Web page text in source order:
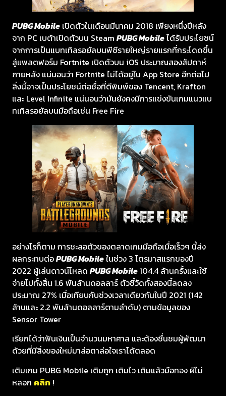
PUBG Mobile เปิดตัวในเดือนมีนาคม 2018 เพียงหนึ่งปีหลัง
จาก PC เบต้าเปิดตัวบน Steam PUBG Mobileได้รับประโยชน์
จากการเป็นแบทเทิลรอยัลบนพีซีรายใหญ่รายแรกที่กระโดดขึ้น
สู่แพลตฟอร์ม Fortnite เปิดตัวบน iOS ประมาณสองสัปดาห์
ภายหลัง แน่นอนว่า Fortnite ไม่ได้อยู่ใน App Store อีกต่อไป
สิ่งนี้อาจเป็นประโยชน์ต่อชื่อที่ตีพิมพ์ของ Tencent, Krafton
และ Level Infinite แน่นอนว่ามันยังคงมีการแข่งขันเกมแนวแบ
ทเทิลรอยัลบนมือถือเช่น Free Fire
อย่างไรก็ตาม การชะลอตัวของตลาดเกมมือถือเมื่อเร็วๆ นี้ส่ง
ผลกระทบต่อPUBG Mobileในช่วง 3 ไตรมาสแรกของปี
2022 ผู้เล่นดาวน์โหลด PUBG Mobile104.4 ล้านครั้งและใช้
จ่ายไปทั้งสิ้น 1.6 พันล้านดอลลาร์ ตัวชี้วัดทั้งสองนี้ลดลง
ประมาณ 27% เมื่อเทียบกับช่วงเวลาเดียวกันในปี 2021 (142
ล้านและ 2.2 พันล้านดอลลาร์ตามลำดับ) ตามข้อมูลของ
Sensor Tower
เรียกได้ว่าฟันเงินเป็นจำนวนมหาศาล และต้องชื่นชมผู้พัฒนา
ด้วยที่มีสิ่งของใหม่มาล่อตาล่อใจเราได้ตลอด
เติมเกม PUBG Mobile เติมถูก เติมไว เติมแล้วมือทอง ผีไม่
หลอก คลิก !